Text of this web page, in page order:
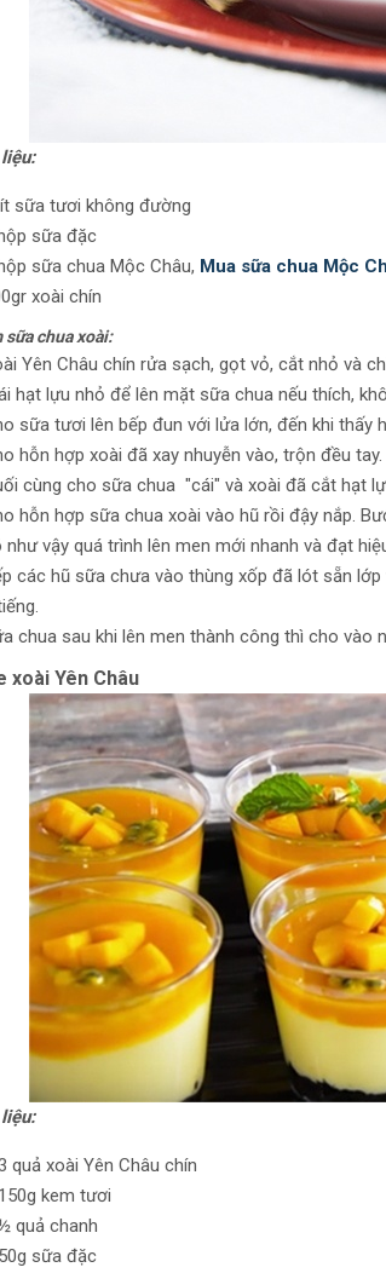
sữa tươi không đường
sữa đặc
sữa chua Mộc Châu, Mua sữa chua Mộc
xoài chín
sữa chua xoài:
Yên Châu chín rửa sạch, gọt vỏ, cắt nhỏ và
hạt lựu nhỏ để lên mặt sữa chua nếu thích,
sữa tươi lên bếp đun với lửa lớn, đến khi
hỗn hợp xoài đã xay nhuyễn vào, trộn đều tay.
cùng cho sữa chua "cái" và xoài đã cắt hạt
hỗn hợp sữa chua xoài vào hũ rồi đậy nắp.
như vậy quá trình lên men mới nhanh và đạt
các hũ sữa chưa vào thùng xốp đã lót sẵn
chua sau khi lên men thành công thì cho vào
xoài Yên Châu
quả xoài Yên Châu chín
kem tươi
quả chanh
sữa đặc